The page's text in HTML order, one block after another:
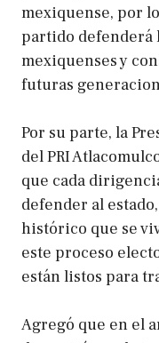
mexiquense, por
partido defenderá
mexiquenses y
futuras
Por su parte, la
del PRI
que cada
defender al
histórico que se
este proceso
están listos para
Agregó que en el